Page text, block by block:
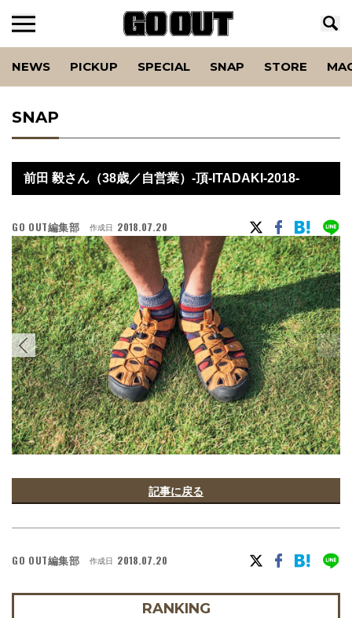
NEWS PICKUP SPECIAL SNAP STORE
SNAP
前田 毅さん（38歳／自営業）-頂-ITADAKI-2018-
GO OUT編集部 作成日 2018.07.20
記事に戻る
GO OUT編集部 作成日 2018.07.20
RANKING